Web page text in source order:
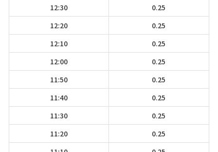
12:30
0.25
12:20
0.25
12:10
0.25
12:00
0.25
11:50
0.25
11:40
0.25
11:30
0.25
11:20
0.25